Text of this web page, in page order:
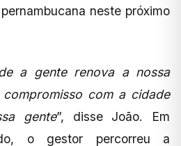
neste próximo
a gente renova a nossa
com a cidade
gente”, disse João. Em
o gestor percorreu a